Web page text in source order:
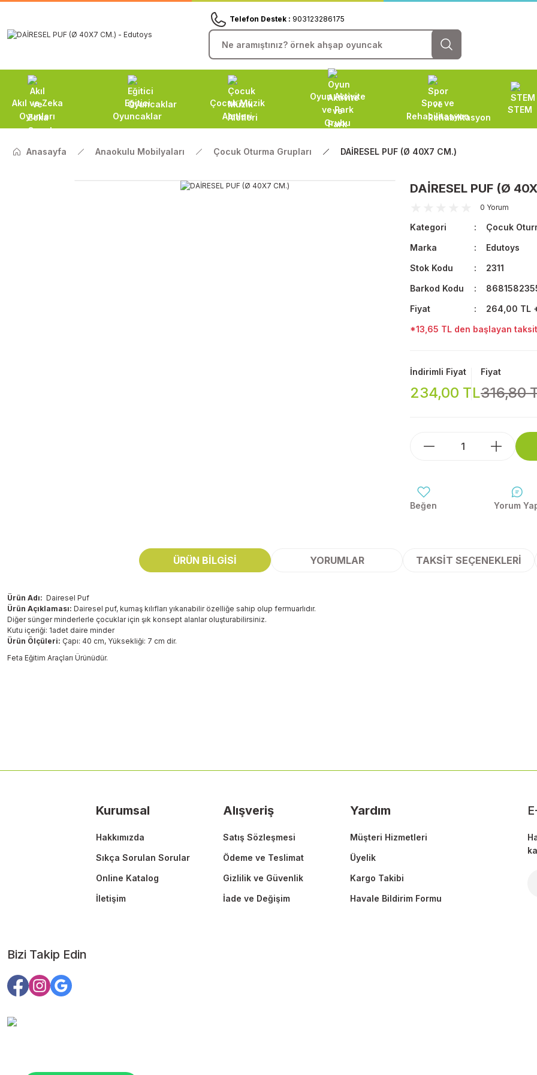
Telefon Destek : 903123286175
Akıl ve Zeka
Oyunları
Eğitici
Oyuncaklar
Çocuk Müzik
Aletleri
Oyun Aktivite
ve Park
Grubu
Spor ve
Rehabilitasyon
STEM
Anasayfa Anaokulu Mobilyaları Çocuk Oturma Grupları DAİRESEL PUF (Ø 40X7 CM.)
DAİRESEL PUF (Ø
0 Yorum
Kategori
Çocuk
Marka
Edutoys
Stok Kodu
2311
Barkod Kodu
Fiyat
264,00 TL
*13,65 TL den başlayan
İndirimli Fiyat
234,00 TL
Fiyat
316,80
Yorum
ÜRÜN BILGISI YORUMLAR TAKSIT SEÇENEKLERI
Ürün Adı: Dairesel Puf
Ürün Açıklaması: Dairesel puf, kumaş kılıfları yıkanabilir özelliğe sahip olup fermuarlıdır.
Diğer sünger minderlerle çocuklar için şık konsept alanlar oluşturabilirsiniz.
Kutu içeriği: 1adet daire minder
Ürün Ölçüleri: Çapı: 40 cm, Yüksekliği: 7 cm dir.
Feta Eğitim Araçları Ürünüdür.
Bu ürüne benzer farklı alternatifler olmalı.
Gönder
Kurumsal
Hakkımızda
Sıkça Sorulan Sorular
Online Katalog
İletişim
Alışveriş
Satış Sözleşmesi
Ödeme ve Teslimat
Gizlilik ve Güvenlik
İade ve Değişim
Yardım
Müşteri Hizmetleri
Üyelik
Kargo Takibi
Havale Bildirim Formu
Bizi Takip Edin